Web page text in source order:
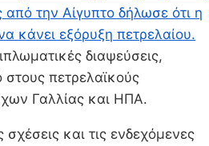
από την Αίγυπτο δήλωσε ότι η
κάνει εξόρυξη πετρελαίου.
διαψεύσεις,
πετρελαϊκούς
Γαλλίας και ΗΠΑ.
και τις ενδεχόμενες